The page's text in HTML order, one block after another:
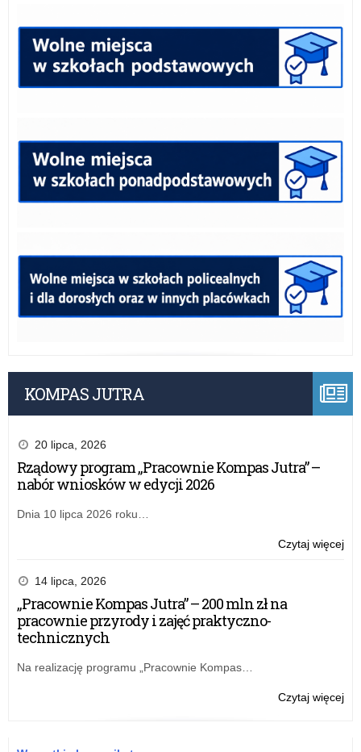
KOMPAS JUTRA
20 lipca, 2026
Rządowy program „Pracownie Kompas Jutra” –
nabór wniosków w edycji 2026
Dnia 10 lipca 2026 roku…
Czytaj więcejo:
14 lipca, 2026
„Pracownie Kompas Jutra” – 200 mln zł na
pracownie przyrody i zajęć praktyczno-
technicznych
Na realizację programu „Pracownie Kompas…
Czytaj więcejo: